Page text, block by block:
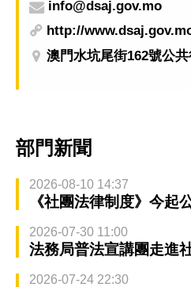
info@dsaj.gov.mo
http://
澳門水坑尾街162號公
部門新聞
2026-08-10 14:37
《社團法律制度》今起
2026-07-30 11:00
法務局普法宣講團走進
2026-07-24 22:30